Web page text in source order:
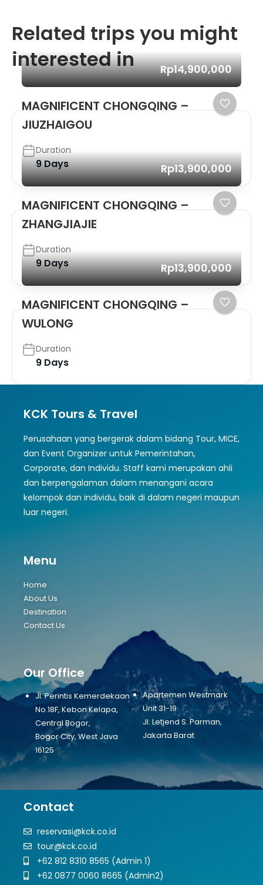
Related trips you might
interested in
Rp14,900,000
MAGNIFICENT CHONGQING –
JIUZHAIGOU
Duration
9 Days Rp13,900,000
MAGNIFICENT CHONGQING –
ZHANGJIAJIE
Duration
9 Days Rp13,900,000
MAGNIFICENT CHONGQING –
WULONG
Duration
9 Days
KCK Tours & Travel
Perusahaan yang bergerak dalam bidang Tour, MICE,
dan Event Organizer untuk Pemerintahan,
Corporate, dan Individu. Staff kami merupakan ahli
dan berpengalaman dalam menangani acara
kelompok dan individu, baik di dalam negeri maupun
luar negeri.
Menu
Home
About Us
Destination
Contact Us
Our Office
Jl. Perintis Kemerdekaan
No.18F, Kebon Kelapa,
Central Bogor,
Bogor City, West Java
16125
Apartemen Westmark
Unit 31-19
Jl. Letjend S. Parman,
Jakarta Barat
Contact
reservasi@kck.co.id
tour@kck.co.id
+62 812 8310 8565 (Admin 1)
+62 0877 0060 8665 (Admin2)